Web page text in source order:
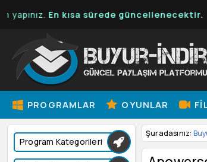
En kısa sürede güncellenecektir.
PROGRAMLAR OYUNLAR
Program Kategorileri
Şuradasınız: